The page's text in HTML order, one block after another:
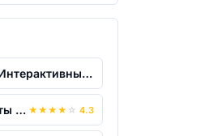
Всеобщая история. Интерактивные карты....
Интерактивные карты по истории. "Всеоб... ★ ★ ★ ★ ☆ 4.3